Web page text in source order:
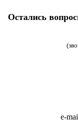
Остались
e-